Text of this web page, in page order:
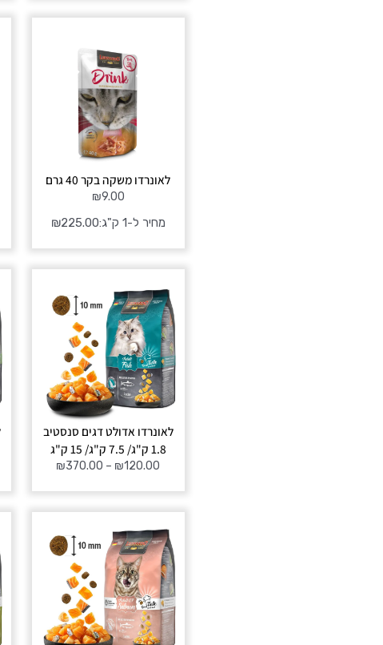
לאונרדו משקה בקר 40 גרם
₪9.00
מחיר ל-1 ק"ג: ₪225.00
לאונרדו אדולט דגים סנסטיב
1.8 ק"ג/ 7.5 ק"ג/ 15 ק"ג
₪120.00
–
₪370.00
מחירים:
מחירים: